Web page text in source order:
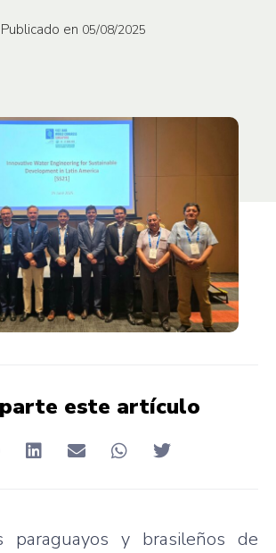
Publicado en 05/08/2025
este artículo
paraguayos y brasileños de